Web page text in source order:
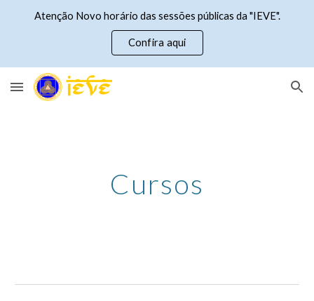
Skip to main content
Atenção Novo horário das sessões públicas da "IEVE".
Confira aqui
Cursos